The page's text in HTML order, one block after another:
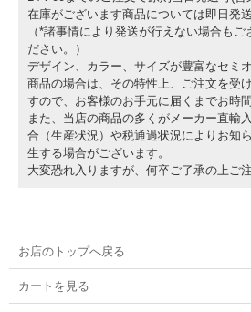
在庫がございます商品については即日発
（*諸事情により発送が行えない場合もご
ださい。）
デザイン、カラー、サイズが豊富なセミ
商品の場合は、その特性上、ご注文を受
すので、お客様のお手元に届くまでお時
また、当店の商品の多くがメーカー直輸
合（生産状況）や税通過状況によりお知
生する場合がございます。
大変恐れ入りますが、何卒ご了承の上ご
お店のトップへ戻る
カートを見る